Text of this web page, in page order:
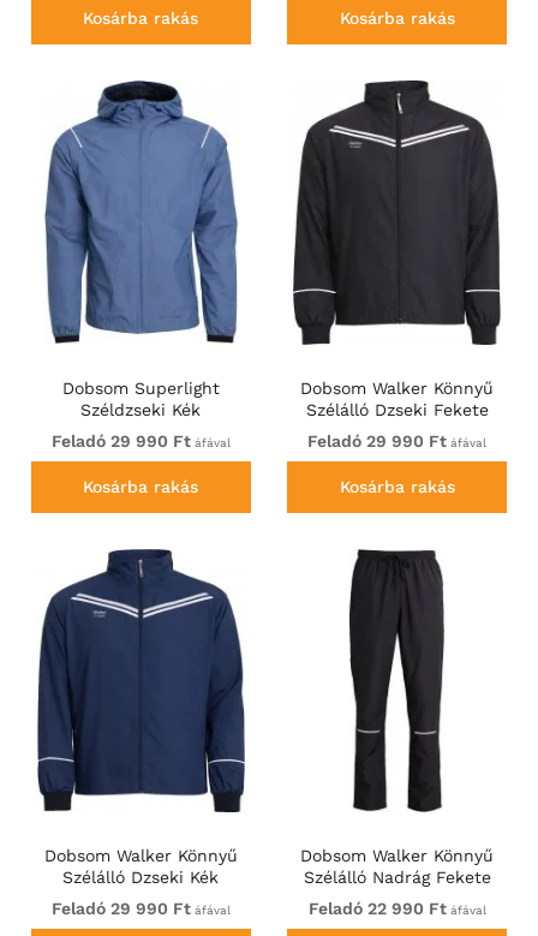
Kosárba rakás Kosárba rakás
Dobsom Superlight
Széldzseki Kék
Feladó 29 990 Ftáfával
Kosárba rakás
Dobsom Walker Könnyű
Szélálló Dzseki Fekete
Feladó 29 990 Ft áfával
Kosárba rakás
Dobsom Walker Könnyű
Szélálló Dzseki Kék
Feladó 29 990 Ftáfával
Dobsom Walker Könnyű
Szélálló Nadrág Fekete
Feladó 22 990 Ftáfával